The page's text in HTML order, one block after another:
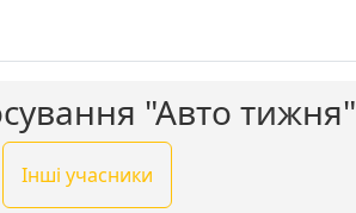
"Авто тижня"
Інші учасники